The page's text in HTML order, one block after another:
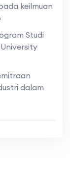
keilmuan
Studi
dalam